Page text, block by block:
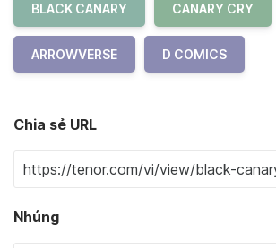
BLACK CANARY CANARY CRY
ARROWVERSE D COMICS
Chia sẻ URL
Nhúng